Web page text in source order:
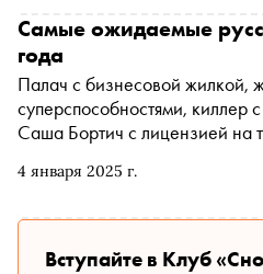
4 января 2025 г.
Самые ожидаемые
года
Палач с бизнесовой жилкой,
суперспособностями,
Саша Бортич с лицензией на
году
Вступайте в Клуб